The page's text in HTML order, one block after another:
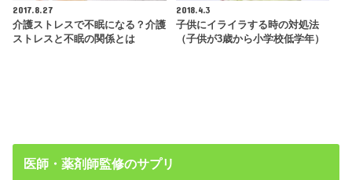
2017.8.27
介護ストレスで不眠になる？介護
ストレスと不眠の関係とは
2018.4.3
子供にイライラする時の対処法
（子供が3歳から小学校低学年）
医師・薬剤師監修のサプリ